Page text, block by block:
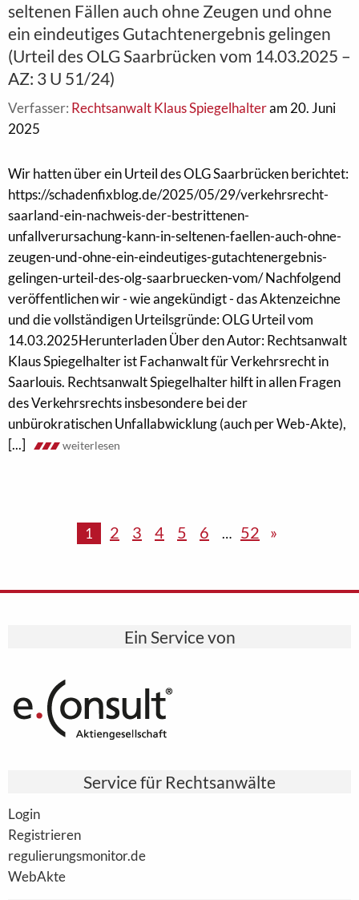
seltenen Fällen auch ohne Zeugen und ohne
ein eindeutiges Gutachtenergebnis gelingen
(Urteil des OLG Saarbrücken vom 14.03.2025 –
AZ: 3 U 51/24)
Verfasser: Rechtsanwalt Klaus Spiegelhalteram 20. Juni
2025
Wir hatten über ein Urteil des OLG Saarbrücken berichtet:
https://schadenfixblog.de/2025/05/29/verkehrsrecht-
saarland-ein-nachweis-der-bestrittenen-
unfallverursachung-kann-in-seltenen-faellen-auch-ohne-
zeugen-und-ohne-ein-eindeutiges-gutachtenergebnis-
gelingen-urteil-des-olg-saarbruecken-vom/ Nachfolgend
veröffentlichen wir - wie angekündigt - das Aktenzeichne
und die vollständigen Urteilsgründe: OLG Urteil vom
14.03.2025Herunterladen Über den Autor: Rechtsanwalt
Klaus Spiegelhalter ist Fachanwalt für Verkehrsrecht in
Saarlouis. Rechtsanwalt Spiegelhalter hilft in allen Fragen
des Verkehrsrechts insbesondere bei der
unbürokratischen Unfallabwicklung (auch per Web-Akte),
[...]
weiterlesen
1 2 3 4 5 6 … 52 »
Ein Service von
Service für Rechtsanwälte
Login
Registrieren
regulierungsmonitor.de
WebAkte